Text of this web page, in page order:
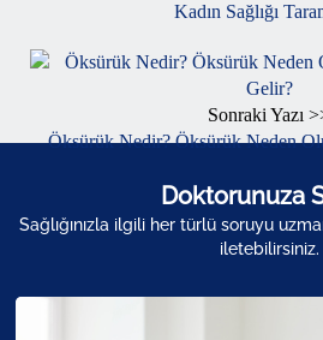
Kadın Sağlığı
Sonraki Yazı
Öksürük Nedir? Öksürük Neden
Doktorunuza
Sağlığınızla ilgili her türlü soruyu
iletebilirsiniz.